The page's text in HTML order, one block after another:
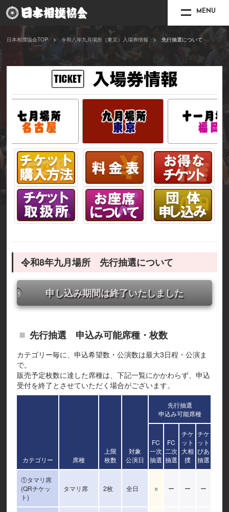
MENU
日本相撲協会TOP 令和八年九月場所（東京）入場券情報 先行抽選について
令和8年九月場所 先行抽選について
申し込み期間は終了いたしました
先行抽選 申込み可能席種・枚数
カテゴリー毎に、申込希望数・公演数は最大3日程・公演ま
で。
販売予定枚数に達した席種は、下記一覧にかかわらず、申込
受付を終了とさせていただく場合がございます。
カテゴリー 席種
上限
枚数
対象
公演日
先行抽選
申込み可能席種
FC
一次
抽選
FC
二次
抽選
チケ
ット
大相
撲
チケ
ット
ぴあ
抽選
①タマリ席
(QRチケッ
ト)
タマリ席 2枚 全日 ○ ー ー ー